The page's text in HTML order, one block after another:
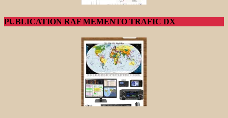
PUBLICATION RAF MEMENTO TRAFIC DX